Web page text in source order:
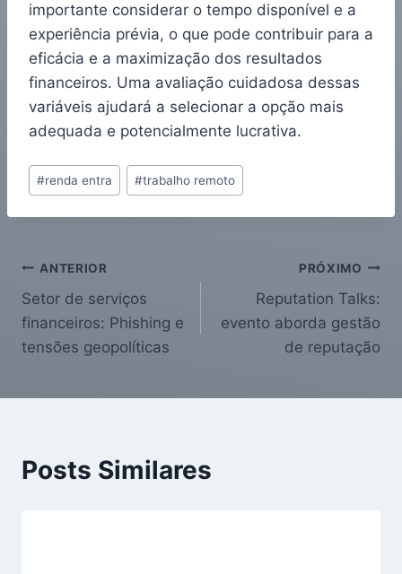
importante considerar o tempo disponível e a
experiência prévia, o que pode contribuir para a
eficácia e a maximização dos resultados
financeiros. Uma avaliação cuidadosa dessas
variáveis ajudará a selecionar a opção mais
adequada e potencialmente lucrativa.
#renda entra #trabalho remoto
ANTERIOR
Setor de serviços
financeiros: Phishing e
tensões geopolíticas
PRÓXIMO
Reputation Talks:
evento aborda gestão
de reputação
Posts Similares